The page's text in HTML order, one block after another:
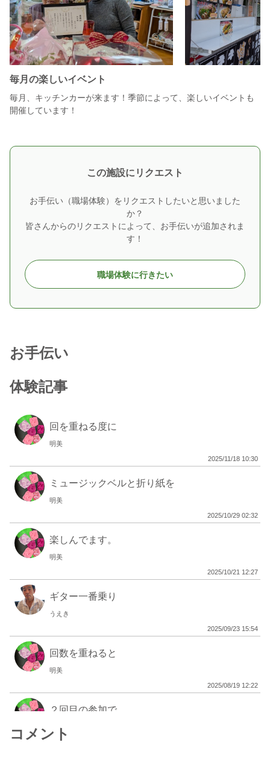
毎月の楽しいイベント
毎月、キッチンカーが来ます！季節によって、楽しいイベントも
開催しています！
この施設にリクエスト
お手伝い（職場体験）をリクエストしたいと思いました
か？
皆さんからのリクエストによって、お手伝いが追加されま
す！
職場体験に行きたい
お手伝い
体験記事
回を重ねる度に
明美
2025/11/18 10:30
ミュージックベルと折り紙を
明美
2025/10/29 02:32
楽しんでます。
明美
2025/10/21 12:27
ギター一番乗り
うえき
2025/09/23 15:54
回数を重ねると
明美
2025/08/19 12:22
２回目の参加で
明美
コメント